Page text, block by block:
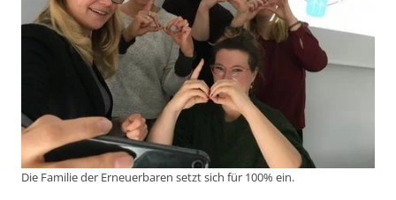
Die Familie der Erneuerbaren setzt sich für 100% ein.